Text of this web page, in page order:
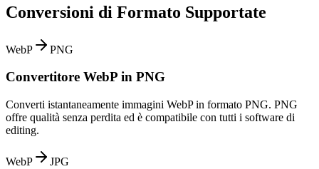
Conversioni di Formato Supportate
WebP PNG
Convertitore WebP in PNG
Converti istantaneamente immagini WebP in formato PNG. PNG
offre qualità senza perdita ed è compatibile con tutti i software di
editing.
WebP JPG